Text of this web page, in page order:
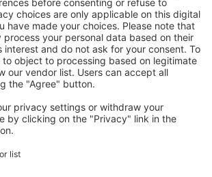
(UDR)
(GOI)
Holkar (IDR)
(DIB)